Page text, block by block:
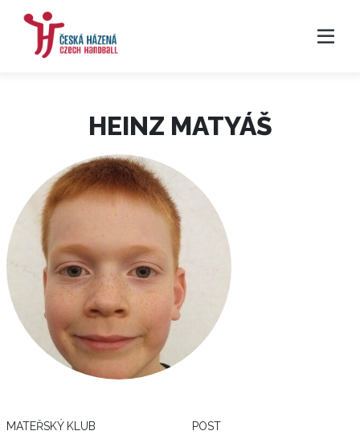
HEINZ MATYÁŠ
MATEŘSKÝ KLUB POST